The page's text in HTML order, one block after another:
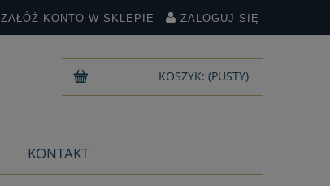
ZAŁÓŻ KONTO W SKLEPIE ZALOGUJ SIĘ
KOSZYK: (PUSTY)
KONTAKT